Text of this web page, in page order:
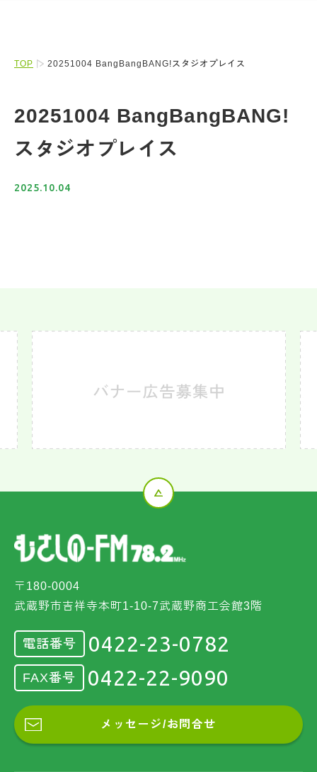
TOP 20251004 BangBangBANG!スタジオプレイス
20251004 BangBangBANG!
スタジオプレイス
2025.10.04
〒180-0004
武蔵野市吉祥寺本町1-10-7武蔵野商工会館3階
電話番号 0422-23-0782
FAX番号 0422-22-9090
メッセージ/お問合せ